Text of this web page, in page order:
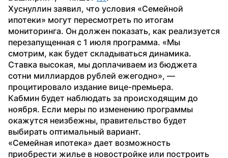
Хуснуллин заявил, что условия «Семейной
ипотеки» могут пересмотреть по итогам
мониторинга. Он должен показать, как реализуется
перезапущенная с 1 июля программа. «Мы
смотрим, как будет складываться динамика.
Ставка высокая, мы доплачиваем из бюджета
сотни миллиардов рублей ежегодно», —
процитировало издание вице-премьера.
Кабмин будет наблюдать за происходящим до
ноября. Если меры по изменению программы
окажутся неизбежны, правительство будет
выбирать оптимальный вариант.
«Семейная ипотека» дает возможность
приобрести жилье в новостройке или построить